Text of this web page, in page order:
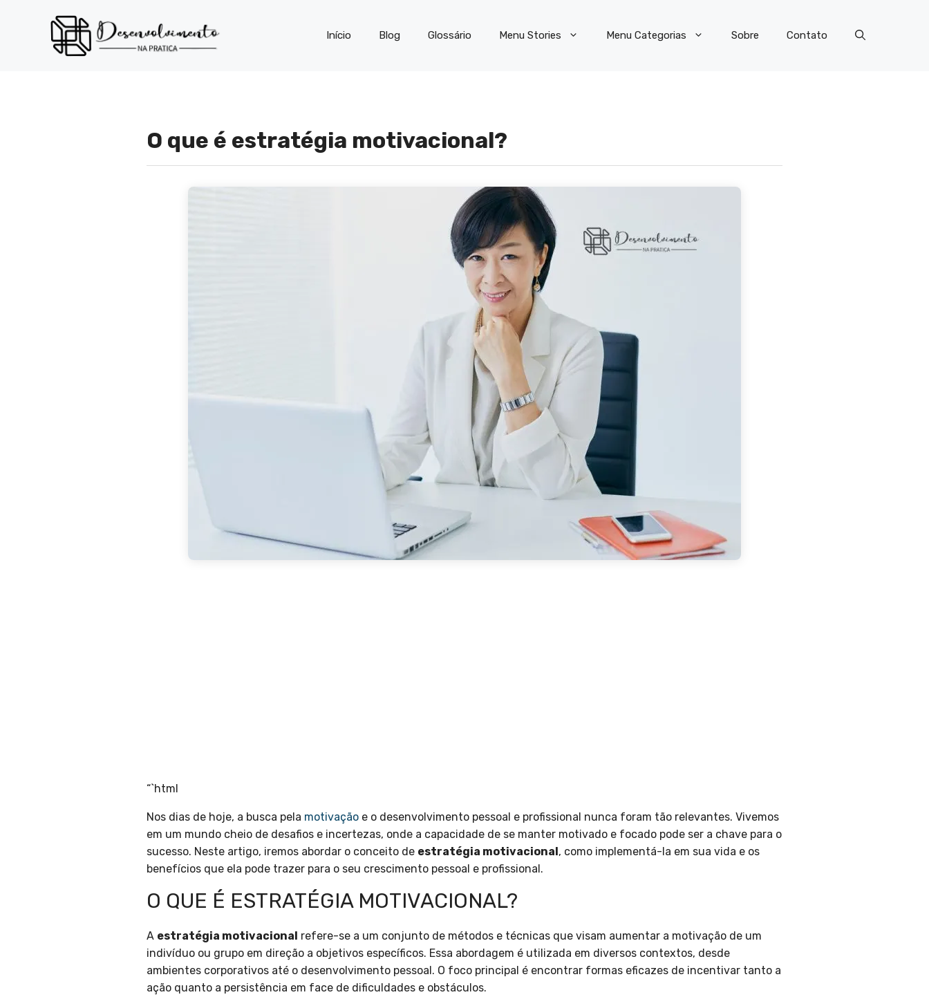
Início Blog Glossário Menu Stories Menu Categorias Sobre Contato
O que é estratégia motivacional?
“`html
Nos dias de hoje, a busca pela motivação e o desenvolvimento pessoal e profissional nunca foram tão relevantes. Vivemos
em um mundo cheio de desafios e incertezas, onde a capacidade de se manter motivado e focado pode ser a chave para o
sucesso. Neste artigo, iremos abordar o conceito de estratégia motivacional, como implementá-la em sua vida e os
benefícios que ela pode trazer para o seu crescimento pessoal e profissional.
O QUE É ESTRATÉGIA MOTIVACIONAL?
A estratégia motivacional refere-se a um conjunto de métodos e técnicas que visam aumentar a motivação de um
indivíduo ou grupo em direção a objetivos específicos. Essa abordagem é utilizada em diversos contextos, desde
ambientes corporativos até o desenvolvimento pessoal. O foco principal é encontrar formas eficazes de incentivar tanto a
ação quanto a persistência em face de dificuldades e obstáculos.